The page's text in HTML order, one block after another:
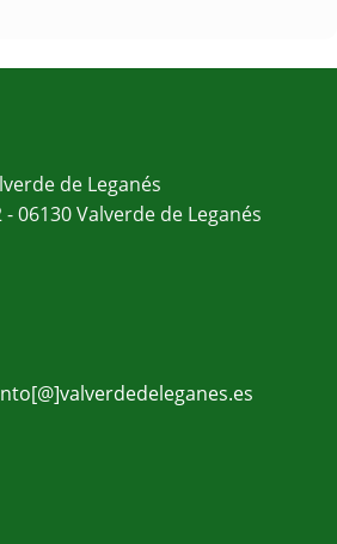
de Leganés
06130 Valverde de Leganés